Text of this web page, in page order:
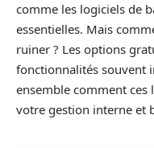
comme les logiciels de
essentielles. Mais
ruiner ? Les options
fonctionnalités souvent
ensemble comment
votre gestion interne et